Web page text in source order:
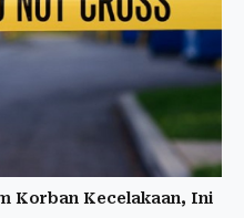
Korban Kecelakaan, Ini